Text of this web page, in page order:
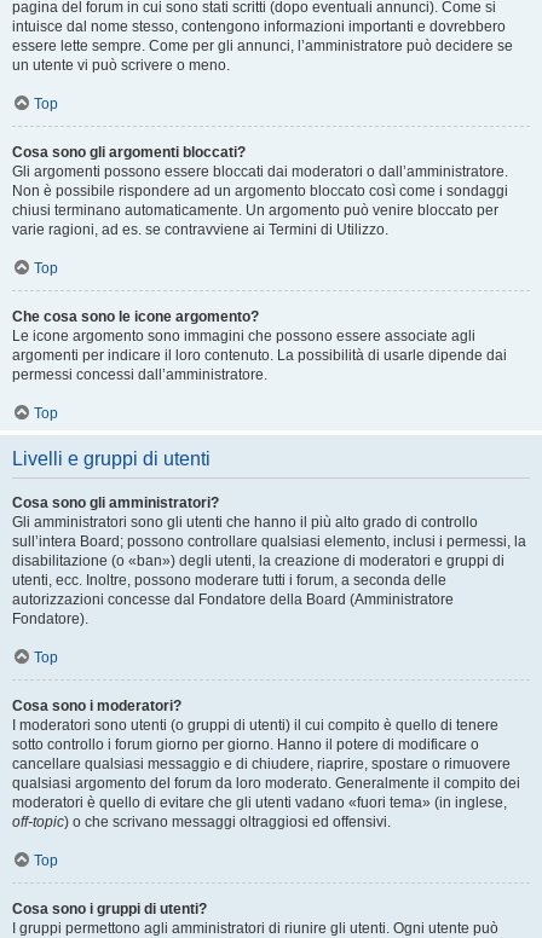
pagina del forum in cui sono stati scritti (dopo eventuali annunci). Come si
intuisce dal nome stesso, contengono informazioni importanti e dovrebbero
essere lette sempre. Come per gli annunci, l’amministratore può decidere se
un utente vi può scrivere o meno.
Top
Cosa sono gli argomenti bloccati?
Gli argomenti possono essere bloccati dai moderatori o dall’amministratore.
Non è possibile rispondere ad un argomento bloccato così come i sondaggi
chiusi terminano automaticamente. Un argomento può venire bloccato per
varie ragioni, ad es. se contravviene ai Termini di Utilizzo.
Top
Che cosa sono le icone argomento?
Le icone argomento sono immagini che possono essere associate agli
argomenti per indicare il loro contenuto. La possibilità di usarle dipende dai
permessi concessi dall’amministratore.
Top
Livelli e gruppi di utenti
Cosa sono gli amministratori?
Gli amministratori sono gli utenti che hanno il più alto grado di controllo
sull’intera Board; possono controllare qualsiasi elemento, inclusi i permessi, la
disabilitazione (o «ban») degli utenti, la creazione di moderatori e gruppi di
utenti, ecc. Inoltre, possono moderare tutti i forum, a seconda delle
autorizzazioni concesse dal Fondatore della Board (Amministratore
Fondatore).
Top
Cosa sono i moderatori?
I moderatori sono utenti (o gruppi di utenti) il cui compito è quello di tenere
sotto controllo i forum giorno per giorno. Hanno il potere di modificare o
cancellare qualsiasi messaggio e di chiudere, riaprire, spostare o rimuovere
qualsiasi argomento del forum da loro moderato. Generalmente il compito dei
moderatori è quello di evitare che gli utenti vadano «fuori tema» (in inglese,
off-topic) o che scrivano messaggi oltraggiosi ed offensivi.
Top
Cosa sono i gruppi di utenti?
I gruppi permettono agli amministratori di riunire gli utenti. Ogni utente può